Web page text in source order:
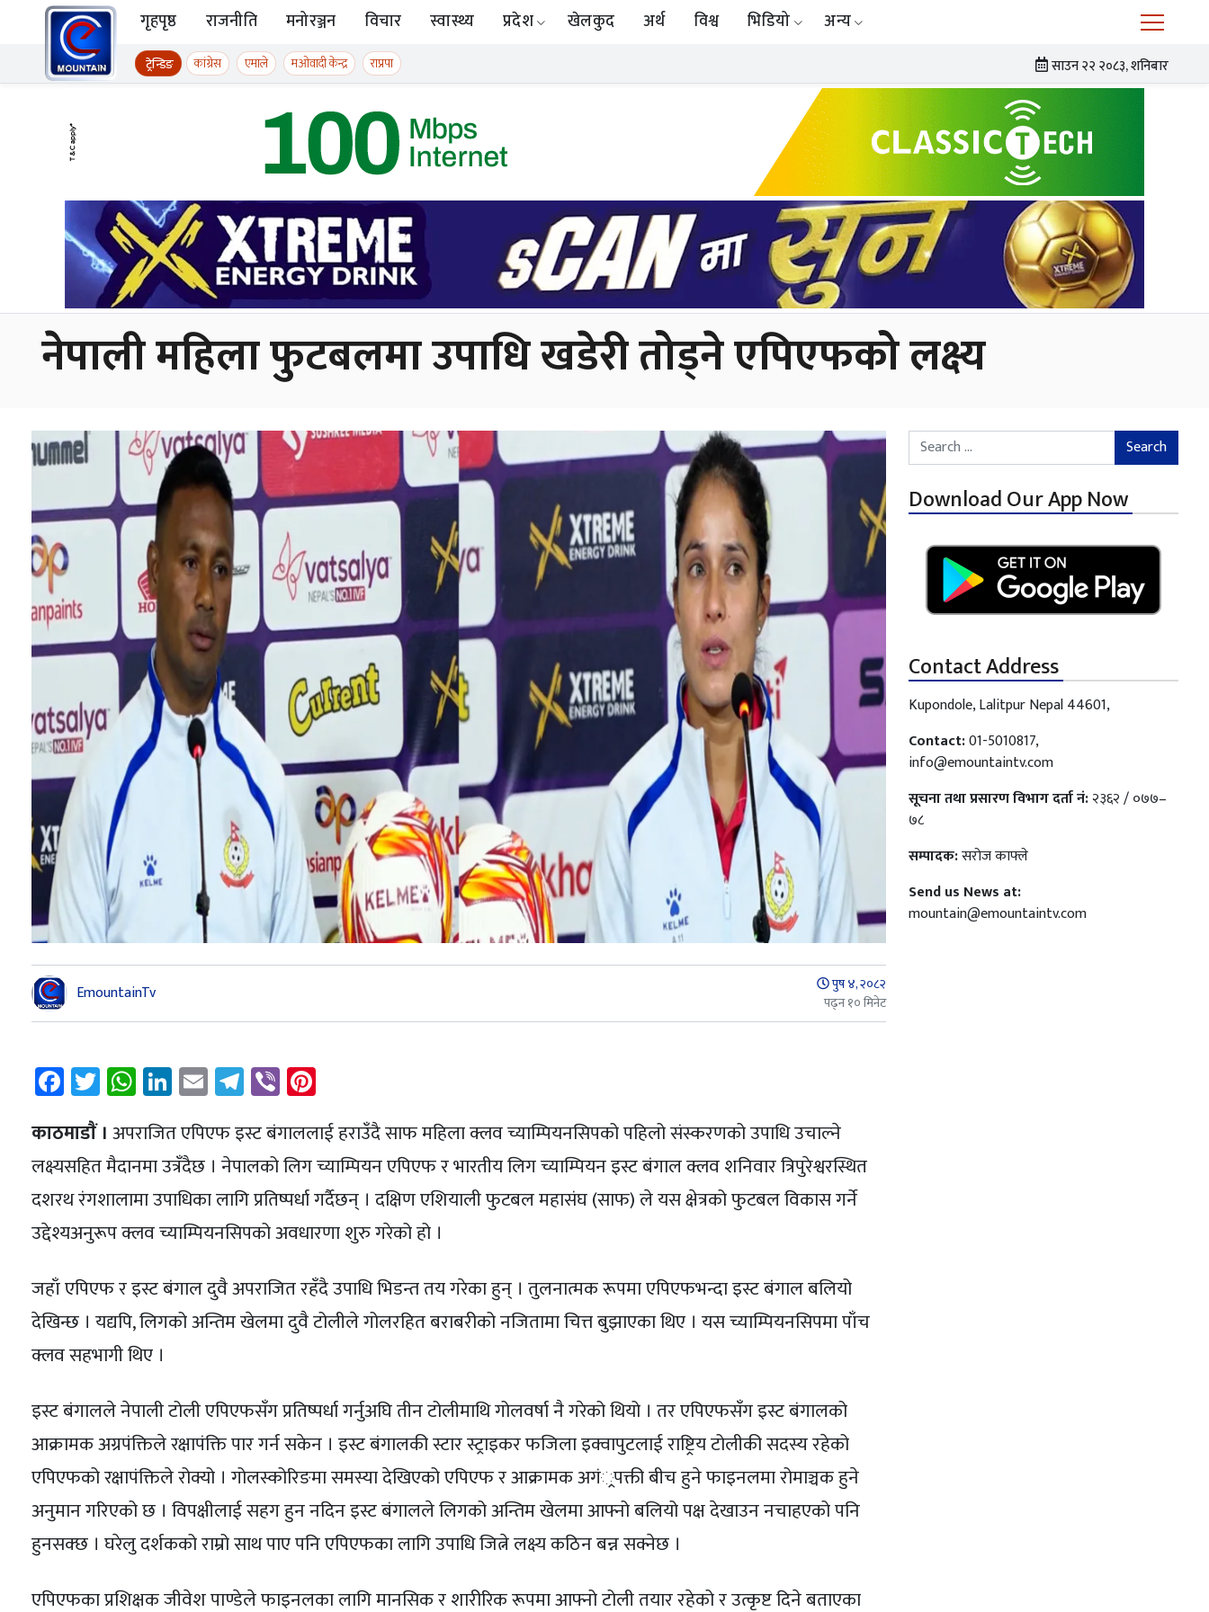
Skip to content
ईमाउण्टेन समाचार
गृहपृष्ठ राजनीति मनोरञ्जन विचार स्वास्थ्य प्रदेश खेलकुद अर्थ विश्व भिडियो अन्य
ट्रेन्डिङ कांग्रेस एमाले मओवादी केन्द्र राप्रपा साउन २२ २०८३, शनिबार
नेपाली महिला फुटबलमा उपाधि खडेरी तोड्ने एपिएफको लक्ष्य
EmountainTv
पुष ४, २०८२
पढ्न १० मिनेट
Facebook
Twitter
WhatsApp
LinkedIn
EmailTelegram
ViberPinterest
काठमाडाैं । अपराजित एपिएफ इस्ट बंगाललाई हराउँदै साफ महिला क्लव च्याम्पियनसिपको पहिलो संस्करणको उपाधि उचाल्ने
लक्ष्यसहित मैदानमा उत्रँदैछ । नेपालको लिग च्याम्पियन एपिएफ र भारतीय लिग च्याम्पियन इस्ट बंगाल क्लव शनिवार त्रिपुरेश्वरस्थित
दशरथ रंगशालामा उपाधिका लागि प्रतिष्पर्धा गर्दैछन् । दक्षिण एशियाली फुटबल महासंघ (साफ) ले यस क्षेत्रको फुटबल विकास गर्ने
उद्देश्यअनुरूप क्लव च्याम्पियनसिपको अवधारणा शुरु गरेको हो ।
जहाँ एपिएफ र इस्ट बंगाल दुवै अपराजित रहँदै उपाधि भिडन्त तय गरेका हुन् । तुलनात्मक रूपमा एपिएफभन्दा इस्ट बंगाल बलियो
देखिन्छ । यद्यपि, लिगको अन्तिम खेलमा दुवै टोलीले गोलरहित बराबरीको नजितामा चित्त बुझाएका थिए । यस च्याम्पियनसिपमा पाँच
क्लव सहभागी थिए ।
इस्ट बंगालले नेपाली टोली एपिएफसँग प्रतिष्पर्धा गर्नुअघि तीन टोलीमाथि गोलवर्षा नै गरेको थियो । तर एपिएफसँग इस्ट बंगालको
आक्रामक अग्रपंक्तिले रक्षापंक्ति पार गर्न सकेन । इस्ट बंगालकी स्टार स्ट्राइकर फजिला इक्वापुटलाई राष्ट्रिय टोलीकी सदस्य रहेको
एपिएफको रक्षापंक्तिले रोक्यो । गोलस्कोरिङमा समस्या देखिएको एपिएफ र आक्रामक अगं्रपक्ती बीच हुने फाइनलमा रोमाञ्चक हुने
अनुमान गरिएको छ । विपक्षीलाई सहग हुन नदिन इस्ट बंगालले लिगको अन्तिम खेलमा आफ्नो बलियो पक्ष देखाउन नचाहएको पनि
हुनसक्छ । घरेलु दर्शकको राम्रो साथ पाए पनि एपिएफका लागि उपाधि जित्ने लक्ष्य कठिन बन्न सक्नेछ ।
एपिएफका प्रशिक्षक जीवेश पाण्डेले फाइनलका लागि मानसिक र शारीरिक रूपमा आफ्नो टोली तयार रहेको र उत्कृष्ट दिने बताएका
Search for:
Download Our App Now
Contact Address
Kupondole, Lalitpur Nepal 44601,
Contact:01-5010817,
info@emountaintv.com
सूचना तथा प्रसारण विभाग दर्ता नं:२३६२ / ०७७–
७८
सम्पादक:सरोज काफ्ले
Send us News at:
mountain@emountaintv.com